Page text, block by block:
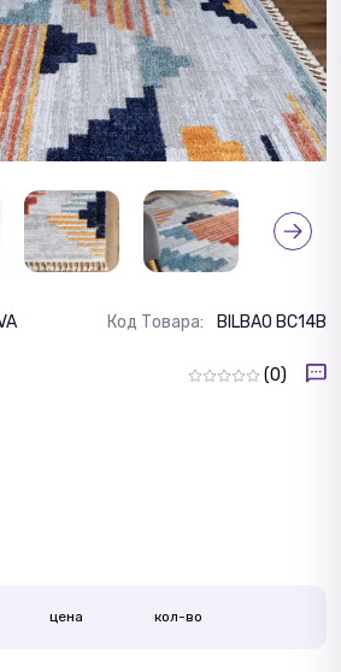
Код Товара: BILBAO BC14B
(0)
цена кол-во